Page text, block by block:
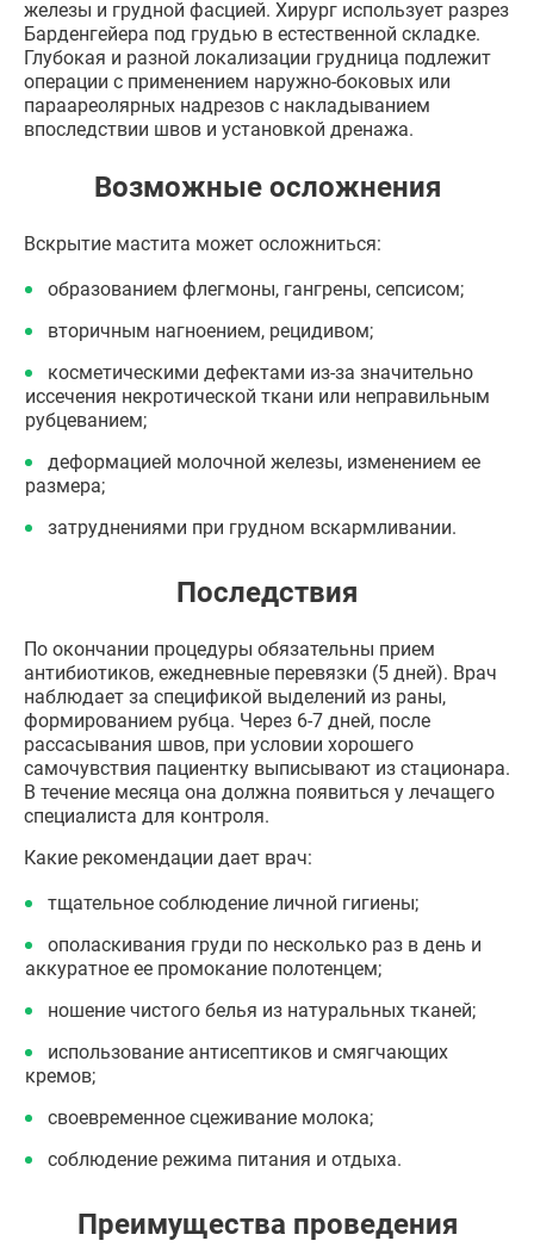
железы и грудной фасцией. Хирург использует разрез
Барденгейера под грудью в естественной складке.
Глубокая и разной локализации грудница подлежит
операции с применением наружно-боковых или
параареолярных надрезов с накладыванием
впоследствии швов и установкой дренажа.
Возможные осложнения
Вскрытие мастита может осложниться:
образованием флегмоны, гангрены, сепсисом;
вторичным нагноением, рецидивом;
косметическими дефектами из-за значительно
иссечения некротической ткани или неправильным
рубцеванием;
деформацией молочной железы, изменением ее
размера;
затруднениями при грудном вскармливании.
Последствия
По окончании процедуры обязательны прием
антибиотиков, ежедневные перевязки (5 дней). Врач
наблюдает за спецификой выделений из раны,
формированием рубца. Через 6-7 дней, после
рассасывания швов, при условии хорошего
самочувствия пациентку выписывают из стационара.
В течение месяца она должна появиться у лечащего
специалиста для контроля.
Какие рекомендации дает врач:
тщательное соблюдение личной гигиены;
ополаскивания груди по несколько раз в день и
аккуратное ее промокание полотенцем;
ношение чистого белья из натуральных тканей;
использование антисептиков и смягчающих
кремов;
своевременное сцеживание молока;
соблюдение режима питания и отдыха.
Преимущества проведения